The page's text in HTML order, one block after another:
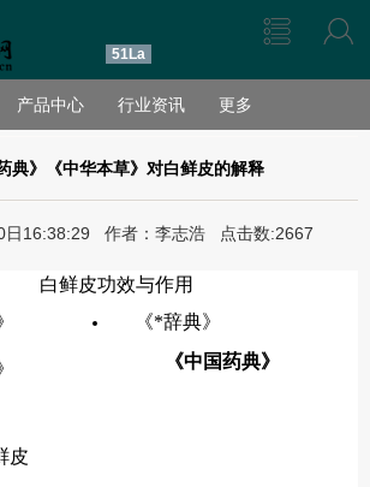
51La
产品中心 行业资讯 更多
典》《中华本草》对白鲜皮的解释
日16:38:29 作者：李志浩 点击数:2667
白鲜皮功效与作用
《*辞典》
《中国药典》
皮